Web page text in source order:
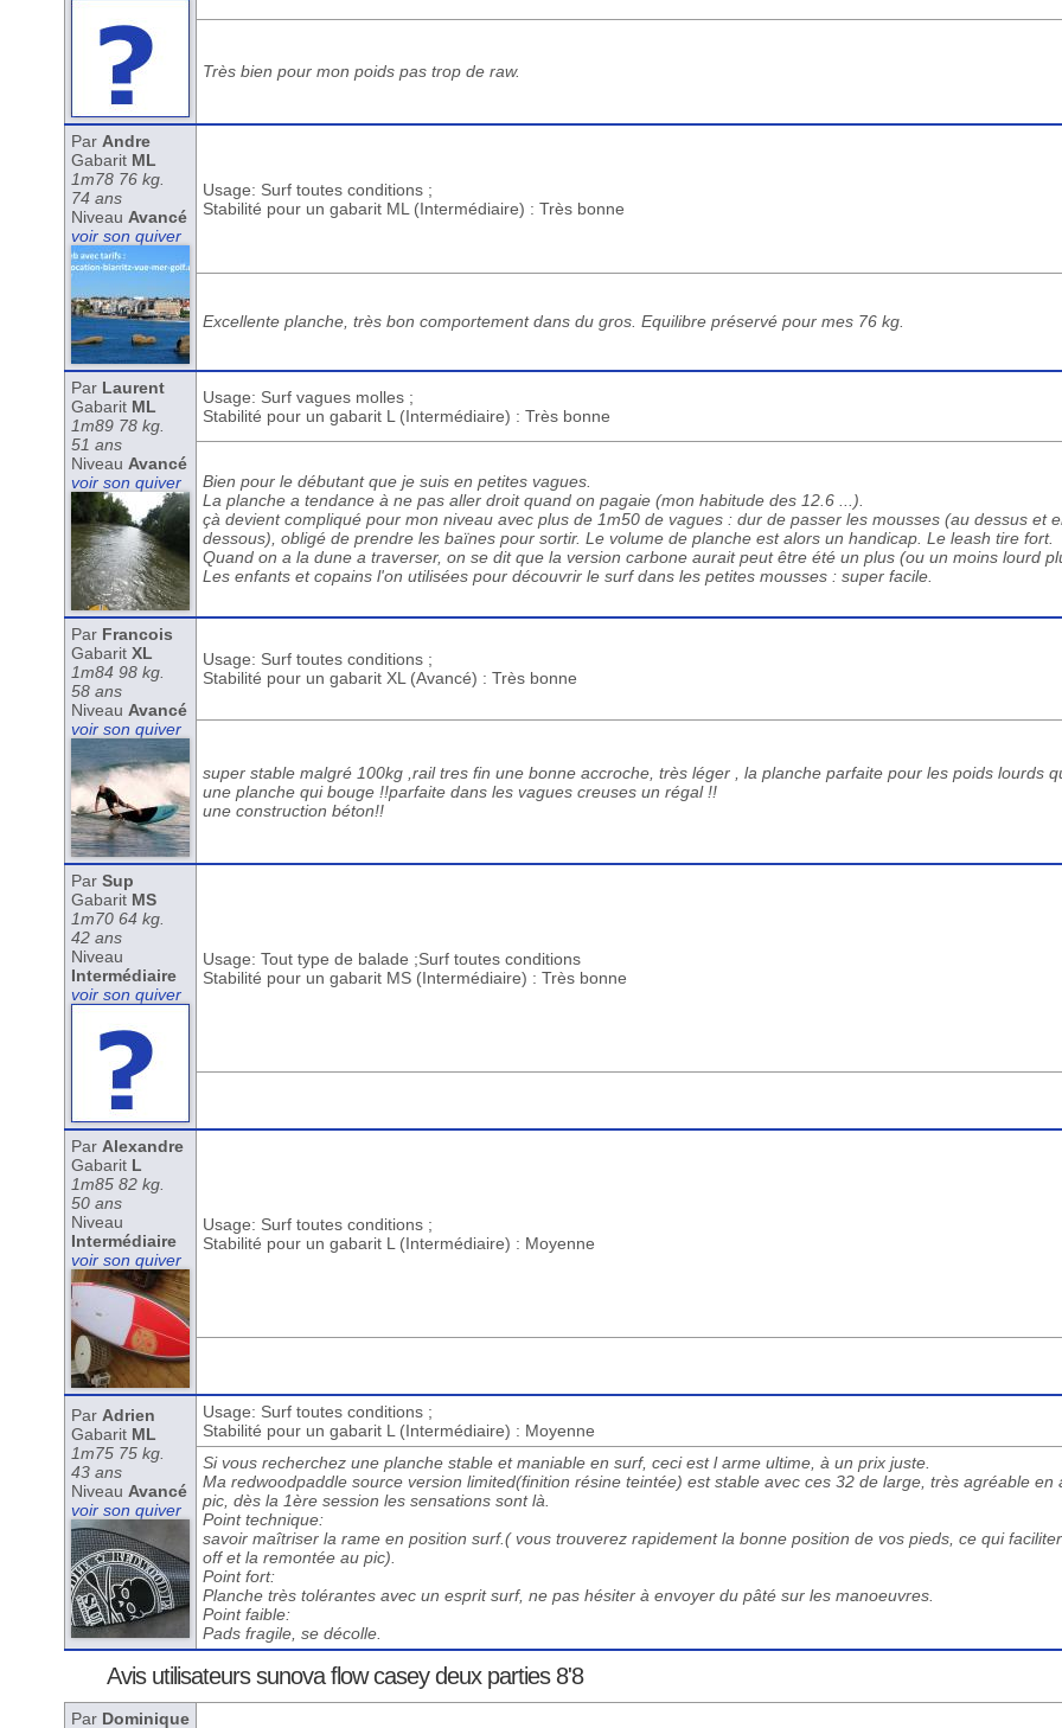
Très bien pour mon poids pas trop de raw.
Par Andre
Gabarit ML
1m78 76 kg.
74 ans
Niveau Avancé
voir son quiver
Usage: Surf toutes conditions ;
Stabilité pour un gabarit ML (Intermédiaire) : Très bonne
Excellente planche, très bon comportement dans du gros. Equilibre préservé pour mes 76 kg.
Par Laurent
Gabarit ML
1m89 78 kg.
51 ans
Niveau Avancé
voir son quiver
Usage: Surf vagues molles ;
Stabilité pour un gabarit L (Intermédiaire) : Très bonne
Bien pour le débutant que je suis en petites vagues.
La planche a tendance à ne pas aller droit quand on pagaie (mon habitude des 12.6 ...).
çà devient compliqué pour mon niveau avec plus de 1m50 de vagues : dur de passer les mousses (au dessus et
dessous), obligé de prendre les baïnes pour sortir. Le volume de planche est alors un handicap. Le leash tire fort.
Quand on a la dune a traverser, on se dit que la version carbone aurait peut être été un plus (ou un moins lourd
Les enfants et copains l'on utilisées pour découvrir le surf dans les petites mousses : super facile.
Par Francois
Gabarit XL
1m84 98 kg.
58 ans
Niveau Avancé
voir son quiver
Usage: Surf toutes conditions ;
Stabilité pour un gabarit XL (Avancé) : Très bonne
super stable malgré 100kg ,rail tres fin une bonne accroche, très léger , la planche parfaite pour les poids lourds
une planche qui bouge !!parfaite dans les vagues creuses un régal !!
une construction béton!!
Par Sup
Gabarit MS
1m70 64 kg.
42 ans
Niveau
Intermédiaire
voir son quiver
Usage: Tout type de balade ;Surf toutes conditions
Stabilité pour un gabarit MS (Intermédiaire) : Très bonne
Par Alexandre
Gabarit L
1m85 82 kg.
50 ans
Niveau
Intermédiaire
voir son quiver
Usage: Surf toutes conditions ;
Stabilité pour un gabarit L (Intermédiaire) : Moyenne
Par Adrien
Gabarit ML
1m75 75 kg.
43 ans
Niveau Avancé
voir son quiver
Usage: Surf toutes conditions ;
Stabilité pour un gabarit L (Intermédiaire) : Moyenne
Si vous recherchez une planche stable et maniable en surf, ceci est l arme ultime, à un prix juste.
Ma redwoodpaddle source version limited(finition résine teintée) est stable avec ces 32 de large, très agréable en
pic, dès la 1ère session les sensations sont là.
Point technique:
savoir maîtriser la rame en position surf.( vous trouverez rapidement la bonne position de vos pieds, ce qui
off et la remontée au pic).
Point fort:
Planche très tolérantes avec un esprit surf, ne pas hésiter à envoyer du pâté sur les manoeuvres.
Point faible:
Pads fragile, se décolle.
Avis utilisateurs sunova flow casey deux parties 8'8
Par Dominique